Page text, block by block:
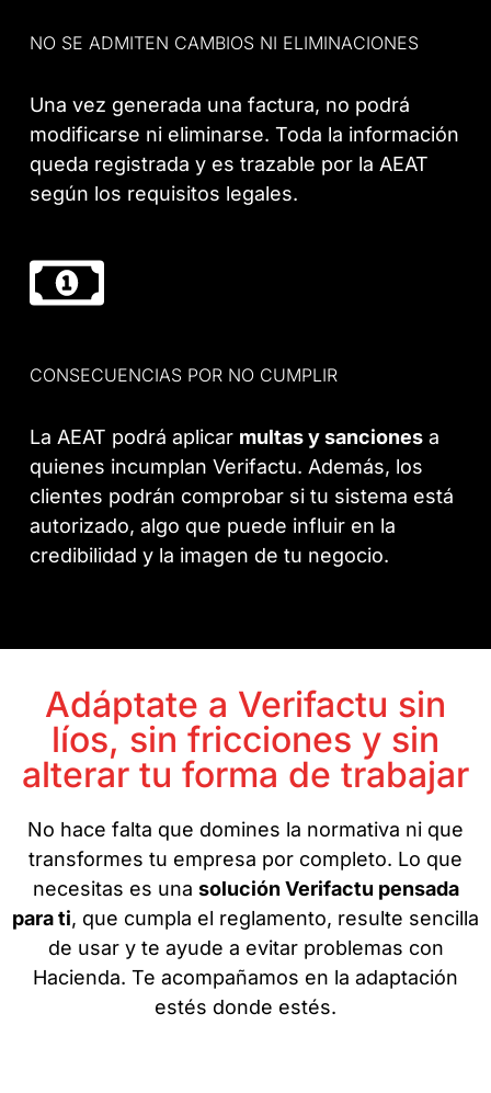
NO SE ADMITEN CAMBIOS NI ELIMINACIONES
Una vez generada una factura, no podrá
modificarse ni eliminarse. Toda la información
queda registrada y es trazable por la AEAT
según los requisitos legales.
CONSECUENCIAS POR NO CUMPLIR
La AEAT podrá aplicar multas y sanciones a
quienes incumplan Verifactu. Además, los
clientes podrán comprobar si tu sistema está
autorizado, algo que puede influir en la
credibilidad y la imagen de tu negocio.
Adáptate a Verifactu sin
líos, sin fricciones y sin
alterar tu forma de trabajar
No hace falta que domines la normativa ni que
transformes tu empresa por completo. Lo que
necesitas es una solución Verifactu pensada
para ti, que cumpla el reglamento, resulte sencilla
de usar y te ayude a evitar problemas con
Hacienda. Te acompañamos en la adaptación
estés donde estés.